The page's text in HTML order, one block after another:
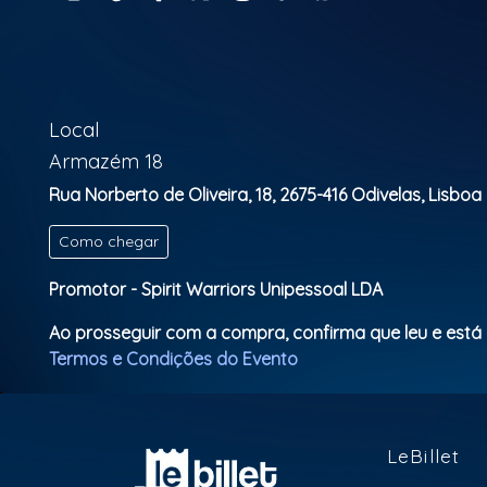
Local
Armazém 18
Rua Norberto de Oliveira, 18, 2675-416 Odivelas, Lisboa
Como chegar
Promotor - Spirit Warriors Unipessoal LDA
Ao prosseguir com a compra, confirma que leu e
Termos e Condições do Evento
LeBillet